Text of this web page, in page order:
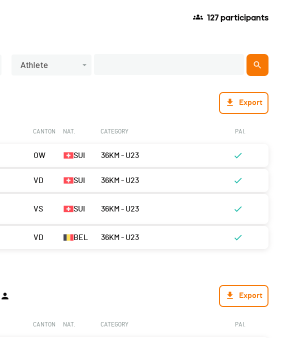
127 participants
Athlete
Export
CANTON NAT. CATEGORY PAI.
OW SUI 36KM - U23
VD SUI 36KM - U23
VS SUI 36KM - U23
VD BEL 36KM - U23
Export
CANTON NAT. CATEGORY PAI.